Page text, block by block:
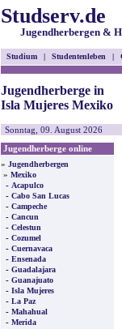
Studserv.de
Jugendherbergen &
Studium | Studentenleben |
Jugendherberge in
Isla Mujeres Mexiko
Sonntag, 09. August 2026
Jugendherberge online
» Jugendherbergen
» Mexiko
- Acapulco
- Cabo San Lucas
- Campeche
- Cancun
- Celestun
- Cozumel
- Cuernavaca
- Ensenada
- Guadalajara
- Guanajuato
- Isla Mujeres
- La Paz
- Mahahual
- Merida